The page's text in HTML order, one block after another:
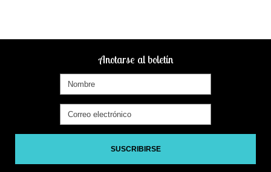
Anotarse al boletín
SUSCRIBIRSE